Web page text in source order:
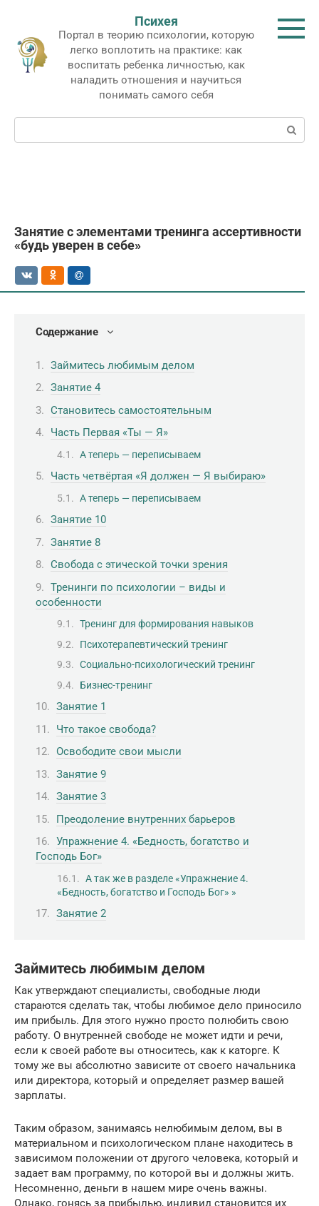
контенту
Психея
Портал в теорию психологии, которую
легко воплотить на практике: как
воспитать ребенка личностью, как
наладить отношения и научиться
понимать самого себя
Поиск:
Занятие с элементами тренинга ассертивности
«будь уверен в себе»
Содержание
Займитесь любимым делом
Занятие 4
Становитесь самостоятельным
Часть Первая «Ты — Я»
А теперь — переписываем
Часть четвёртая «Я должен — Я выбираю»
А теперь — переписываем
Занятие 10
Занятие 8
Свобода с этической точки зрения
Тренинги по психологии – виды и
особенности
Тренинг для формирования навыков
Психотерапевтический тренинг
Социально-психологический тренинг
Бизнес-тренинг
Занятие 1
Что такое свобода?
Освободите свои мысли
Занятие 9
Занятие 3
Преодоление внутренних барьеров
Упражнение 4. «Бедность, богатство и
Господь Бог»
А так же в разделе «Упражнение 4.
«Бедность, богатство и Господь Бог» »
Занятие 2
Займитесь любимым делом
Как утверждают специалисты, свободные люди
стараются сделать так, чтобы любимое дело приносило
им прибыль. Для этого нужно просто полюбить свою
работу. О внутренней свободе не может идти и речи,
если к своей работе вы относитесь, как к каторге. К
тому же вы абсолютно зависите от своего начальника
или директора, который и определяет размер вашей
зарплаты.
Таким образом, занимаясь нелюбимым делом, вы в
материальном и психологическом плане находитесь в
зависимом положении от другого человека, который и
задает вам программу, по которой вы и должны жить.
Несомненно, деньги в нашем мире очень важны.
Однако, гонясь за прибылью, индивид становится их